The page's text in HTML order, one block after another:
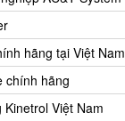
hãng tại Việt Nam
chính hãng
Việt Nam